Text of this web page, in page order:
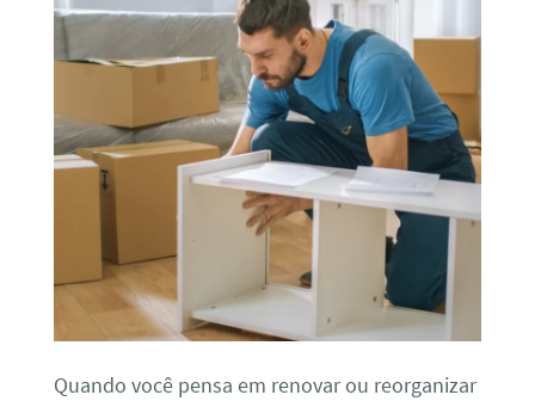
Quando você pensa em renovar ou reorganizar